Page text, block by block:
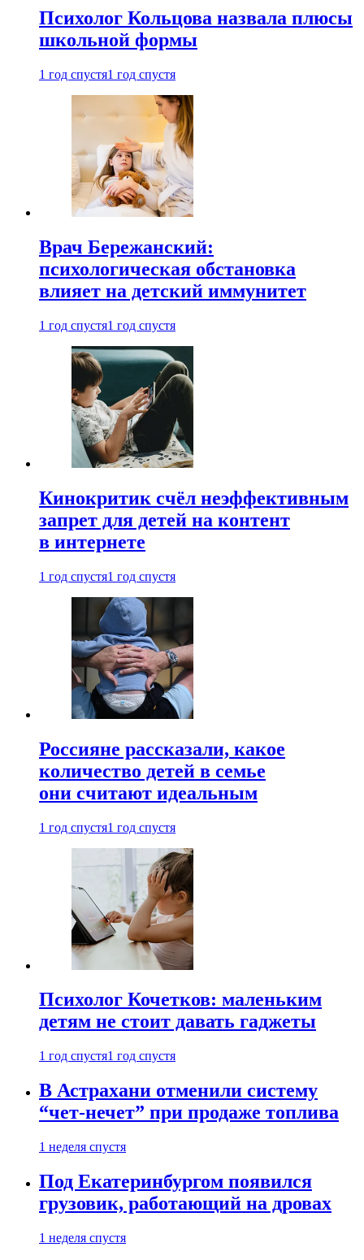
Психолог Кольцова назвала плюсы
школьной формы
1 год спустя1 год спустя
Врач Бережанский:
психологическая обстановка
влияет на детский иммунитет
1 год спустя1 год спустя
Кинокритик счёл неэффективным
запрет для детей на контент
в интернете
1 год спустя1 год спустя
Россияне рассказали, какое
количество детей в семье
они считают идеальным
1 год спустя1 год спустя
Психолог Кочетков: маленьким
детям не стоит давать гаджеты
1 год спустя1 год спустя
В Астрахани отменили систему
“чет-нечет” при продаже топлива
1 неделя спустя
Под Екатеринбургом появился
грузовик, работающий на дровах
1 неделя спустя